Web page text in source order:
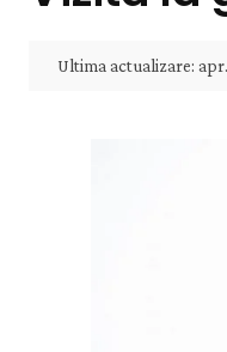
Ultima actualizare: